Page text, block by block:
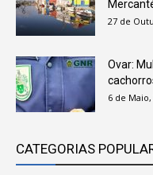
27 de
Ovar:
6 de Maio,
CATEGORIAS